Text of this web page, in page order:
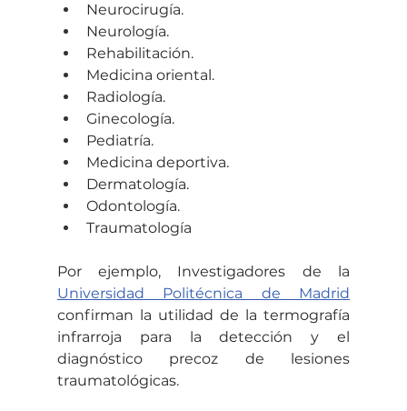
Neurocirugía.
Neurología.
Rehabilitación.
Medicina oriental.
Radiología.
Ginecología.
Pediatría.
Medicina deportiva.
Dermatología.
Odontología.
Traumatología
Universidad Politécnica de Madrid
confirman la utilidad de la termografía
infrarroja para la detección y el
diagnóstico precoz de lesiones
traumatológicas.